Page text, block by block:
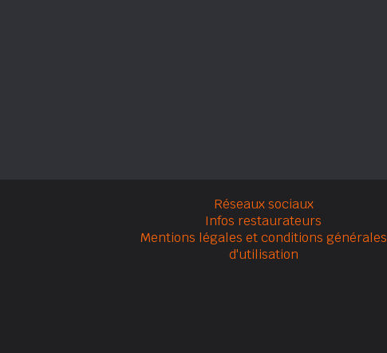
Réseaux sociaux
Infos restaurateurs
Mentions légales et conditions générales
d'utilisation